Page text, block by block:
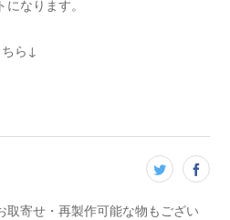
なります。
ら↓
取寄せ・再製作可能な物もござい